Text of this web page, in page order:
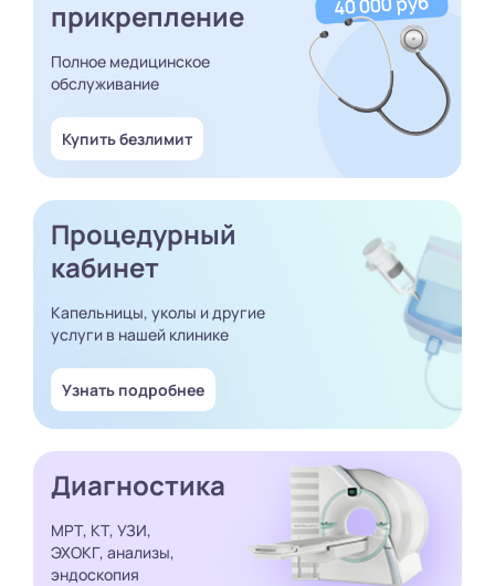
прикрепление
Полное медицинское
обслуживание
Купить безлимит
Процедурный
кабинет
Капельницы, уколы и другие
услуги в нашей клинике
Узнать подробнее
Диагностика
МРТ, КТ, УЗИ,
ЭХОКГ, анализы,
эндоскопия